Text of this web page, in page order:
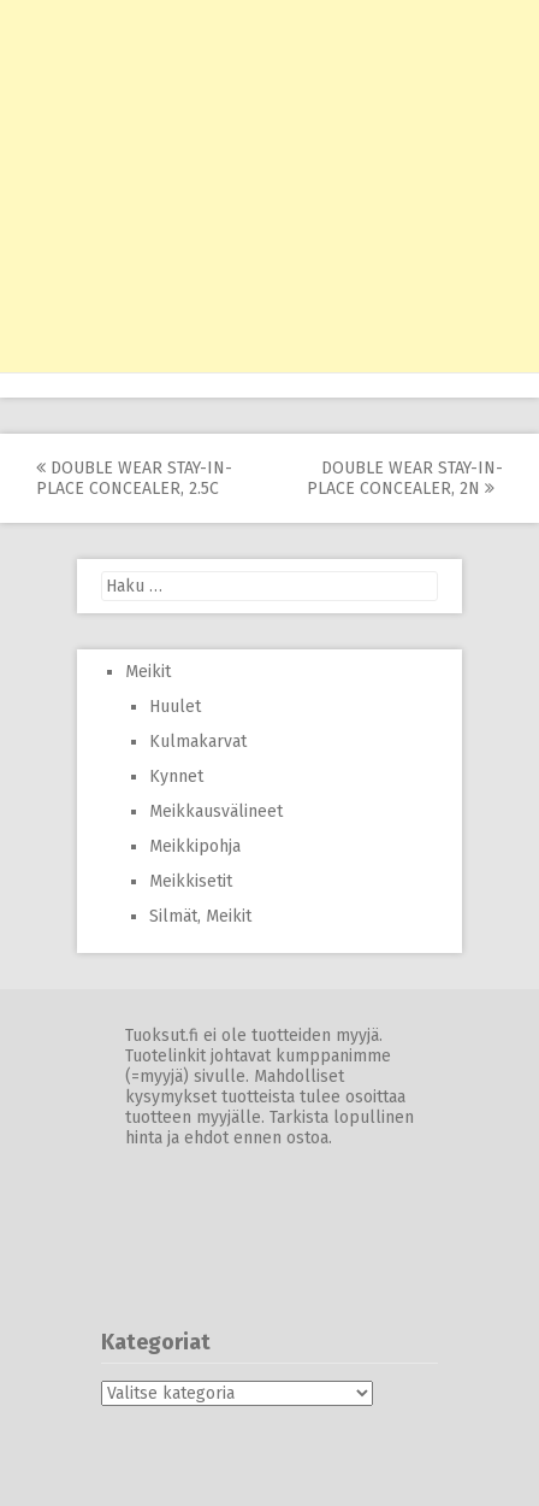
Post
navigation
DOUBLE WEAR STAY-IN-
PLACE CONCEALER, 2.5C
DOUBLE WEAR STAY-IN-
PLACE CONCEALER, 2N
Haku:
Meikit
Huulet
Kulmakarvat
Kynnet
Meikkausvälineet
Meikkipohja
Meikkisetit
Silmät, Meikit
Tuoksut.fi ei ole tuotteiden myyjä.
Tuotelinkit johtavat kumppanimme
(=myyjä) sivulle. Mahdolliset
kysymykset tuotteista tulee osoittaa
tuotteen myyjälle. Tarkista lopullinen
hinta ja ehdot ennen ostoa.
Kategoriat
Kategoriat